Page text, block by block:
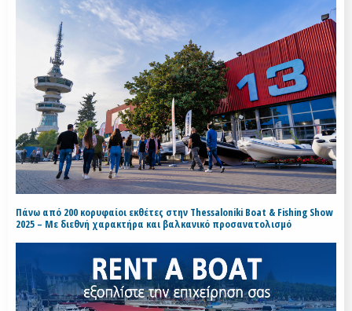
Πάνω από 200 κορυφαίοι εκθέτες στην Thessaloniki Boat & Fishing Show
2025 – Με διεθνή χαρακτήρα και βαλκανικό προσανατολισμό